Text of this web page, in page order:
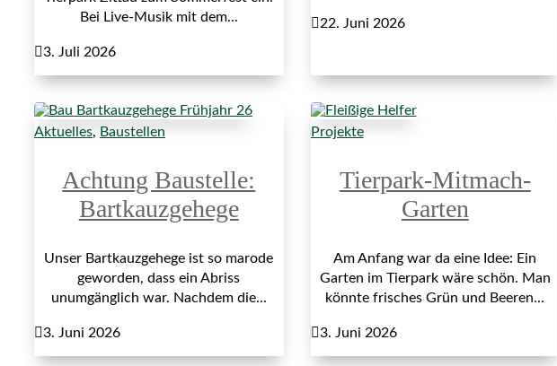
Bei Live-Musik mit dem...
3. Juli 2026
22. Juni 2026
Aktuelles, Baustellen
Achtung Baustelle:
Bartkauzgehege
Unser Bartkauzgehege ist so marode
geworden, dass ein Abriss
unumgänglich war. Nachdem die...
3. Juni 2026
Projekte
Tierpark-Mitmach-
Garten
Am Anfang war da eine Idee: Ein
Garten im Tierpark wäre schön. Man
könnte frisches Grün und Beeren...
3. Juni 2026